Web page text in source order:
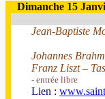
Dimanche 15
Jean-Baptiste
Johannes
Franz Liszt –
- entrée libre
Lien :